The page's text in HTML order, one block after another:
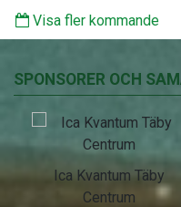
Visa fler kommande
SPONSORER OCH
Ica Kvantum Täby
Centrum